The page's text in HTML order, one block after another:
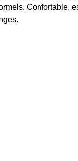
Confortable,